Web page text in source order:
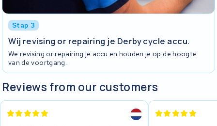
Stap 3
Wij revising or repairing je Derby cycle accu.
We revising or repairing je accu en houden je op de hoogte
van de voortgang.
Reviews from our customers